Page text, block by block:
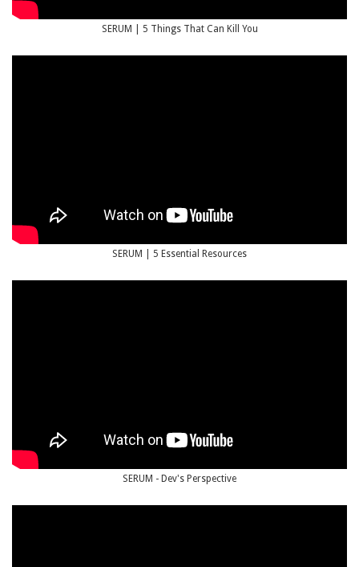
SERUM | 5 Things That Can Kill You
SERUM | 5 Essential Resources
SERUM - Dev's Perspective